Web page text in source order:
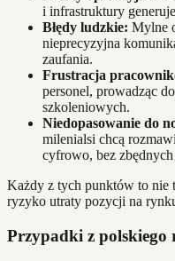
i infrastruktury
Błędy ludzkie: Mylne
nieprecyzyjna
zaufania.
Frustracja
personel, prowadząc
szkoleniowych.
Niedopasowanie do
milenialsi chcą
cyfrowo, bez
Każdy z tych punktów to nie
ryzyko utraty pozycji na
Przypadki z polskiego